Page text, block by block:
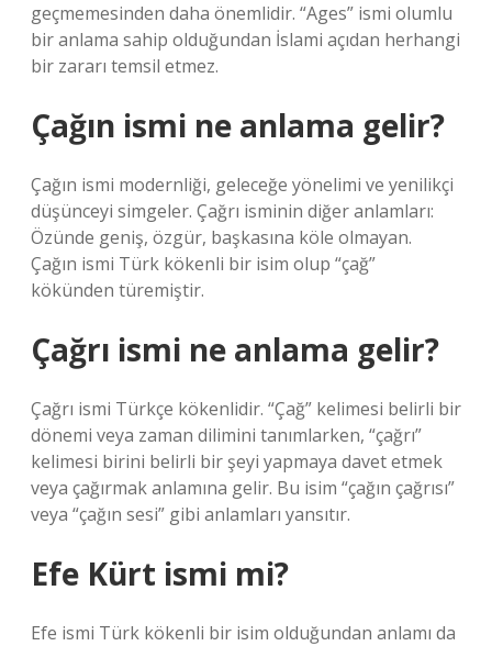
geçmemesinden daha önemlidir. “Ages” ismi olumlu
bir anlama sahip olduğundan İslami açıdan herhangi
bir zararı temsil etmez.
Çağın ismi ne anlama gelir?
Çağın ismi modernliği, geleceğe yönelimi ve yenilikçi
düşünceyi simgeler. Çağrı isminin diğer anlamları:
Özünde geniş, özgür, başkasına köle olmayan.
Çağın ismi Türk kökenli bir isim olup “çağ”
kökünden türemiştir.
Çağrı ismi ne anlama gelir?
Çağrı ismi Türkçe kökenlidir. “Çağ” kelimesi belirli bir
dönemi veya zaman dilimini tanımlarken, “çağrı”
kelimesi birini belirli bir şeyi yapmaya davet etmek
veya çağırmak anlamına gelir. Bu isim “çağın çağrısı”
veya “çağın sesi” gibi anlamları yansıtır.
Efe Kürt ismi mi?
Efe ismi Türk kökenli bir isim olduğundan anlamı da